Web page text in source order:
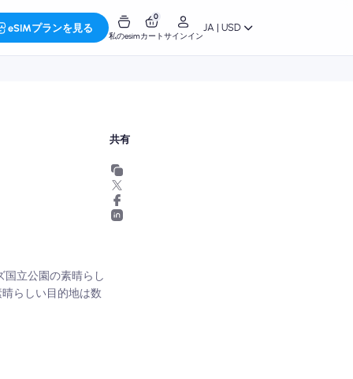
eSIMプランを見る
私のesim
0
カートサインイン
JA | USD
国立公園の素晴らし
らしい目的地は数
共有